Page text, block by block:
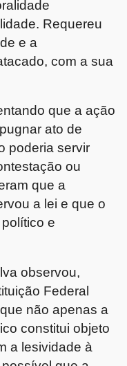
Requereu
e a
com a sua
que a ação
ato de
poderia servir
ou
que a
a lei e que o
e
observou,
Federal
não apenas a
constitui objeto
a lesividade à